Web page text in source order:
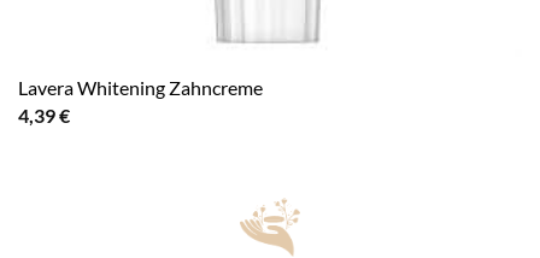
Lavera Whitening Zahncreme
4,39€